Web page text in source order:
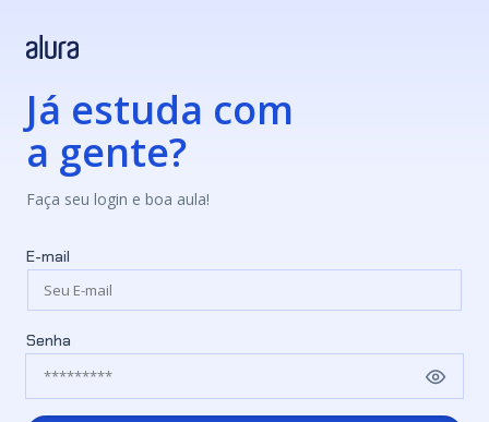
Já estuda com
a gente?
Faça seu login e boa aula!
E-mail
Senha